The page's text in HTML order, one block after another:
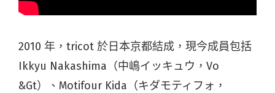
2010 年，tricot 於日本京都結成，現今成員包括
Ikkyu Nakashima（中嶋イッキュウ，Vo
&Gt）、Motifour Kida（キダモティフォ，